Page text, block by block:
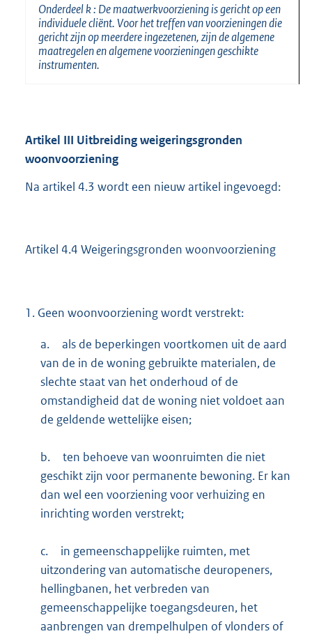
Onderdeelk: De maatwerkvoorziening is gericht op een
individuele cliënt. Voor het treffen van voorzieningen die
gericht zijn op meerdere ingezetenen, zijn de algemene
maatregelen en algemene voorzieningen geschikte
instrumenten.
Artikel III Uitbreiding weigeringsgronden
woonvoorziening
Na artikel 4.3 wordt een nieuw artikel ingevoegd:
Artikel 4.4 Weigeringsgronden woonvoorziening
1. Geen woonvoorziening wordt verstrekt:
a.
als de beperkingen voortkomen uit de aard
van de in de woning gebruikte materialen, de
slechte staat van het onderhoud of de
omstandigheid dat de woning niet voldoet aan
de geldende wettelijke eisen;
b.
ten behoeve van woonruimten die niet
geschikt zijn voor permanente bewoning. Er kan
dan wel een voorziening voor verhuizing en
inrichting worden verstrekt;
c.
in gemeenschappelijke ruimten, met
uitzondering van automatische deuropeners,
hellingbanen, het verbreden van
gemeenschappelijke toegangsdeuren, het
aanbrengen van drempelhulpen of vlonders of